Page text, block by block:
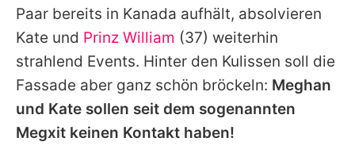
Paar bereits in Kanada aufhält, absolvieren
Kate und Prinz William (37) weiterhin
strahlend Events. Hinter den Kulissen soll die
Fassade aber ganz schön bröckeln: Meghan
und Kate sollen seit dem sogenannten
Megxit keinen Kontakt haben!